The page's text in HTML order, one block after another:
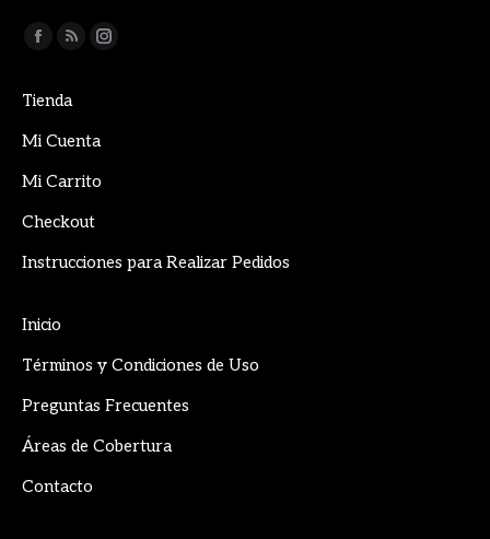
Encuéntranos en:
Facebook
opens
in
window
Rss
opens
in
window
Instagram
Tienda
Mi Cuenta
Mi Carrito
Checkout
Instrucciones para Realizar Pedidos
Inicio
Términos y Condiciones de Uso
Preguntas Frecuentes
Áreas de Cobertura
Contacto